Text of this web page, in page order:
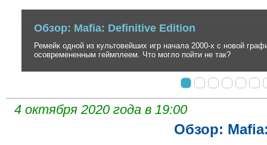
Обзор: Ghost of Tsushima
Невероятно стильный, но до безобразия вторичный экшен в
создателей серии inFamous.
4 октября 2020 года в 19:00
Обзор: